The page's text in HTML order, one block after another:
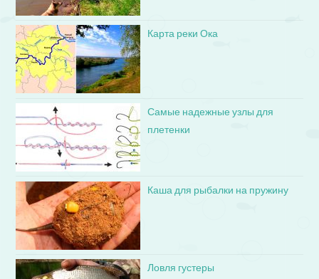
Карта реки Ока
Самые надежные узлы для
плетенки
Каша для рыбалки на пружину
Ловля густеры